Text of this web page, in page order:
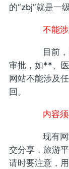
的“zbj”就是一
不能
目前，
审批，如**、
网站不能涉及
回。
内容
现有网
交分享，旅游
请时要注意，